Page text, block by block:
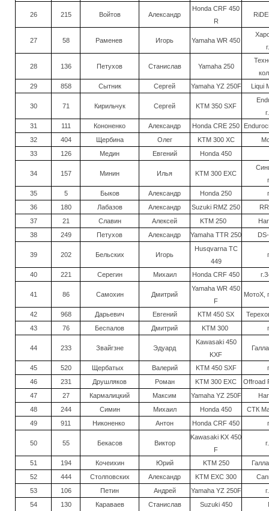
26 215 Войтов Александр
Honda CRF 450
R
27 58 Раменев Игорь Yamaha WR 450
28 136 Петухов Станислав Yamaha 250
29
858 Сытник Сергей Yamaha YZ 250F Liqui
30 71 Кирильчук Сергей KTM 350 SXF
31
111 Кононенко Александр Honda CRE 250
32
404 Щербина Олег KTM 300 XC
33
126 Медин Евгений Honda 450
34 157 Минин Илья KTM 300 EXC
35
5 Быков Александр Honda 250
36
180 Лабазов Александр Suzuki RMZ 250
37
21 Славин Алексей KTM 250
38
249 Петухов Александр Yamaha TTR 250
39 202 Бельских Игорь
Husqvarna TC
449
40 221 Серегин Михаил Honda CRF 450
41 86 Самохин Дмитрий
Yamaha WR 450
F
МотоХ,
42 968 Дарьевич Евгений KTM 450 SX
43
76 Беспалов Дмитрий KTM 300
44 233 Звайгзне Эдуард
Kawasaki 450
KXF
45 520 Щербатых Валерий KTM 450 SXF
46
231 Друшляков Роман KTM 300 EXC
Offroad
47
27 Кармалицкий Максим Yamaha YZ 250F
48
244 Симин Михаил Honda 450
СТК
49
911 Никоненко Антон Honda CRF 450
50 55 Бекасов Виктор
Kawasaki KX 450
F
51 194 Кочеихин Юрий KTM 250
52
444 Столповских Александр KTM EXC 300
53
106 Петин Андрей Yamaha YZ 250F
54
130 Караваев Станислав Suzuki 450